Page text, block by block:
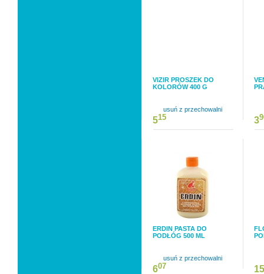
VIZIR PROSZEK DO
KOLORÓW 400 G
usuń z przechowalni
515 3
ERDIN PASTA DO
PODŁÓG 500 ML
usuń z przechowalni
607 15